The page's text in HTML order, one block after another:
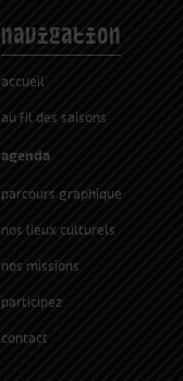
navigation
accueil
au fil des saisons
agenda
parcours graphique
nos lieux culturels
nos missions
participez
contact